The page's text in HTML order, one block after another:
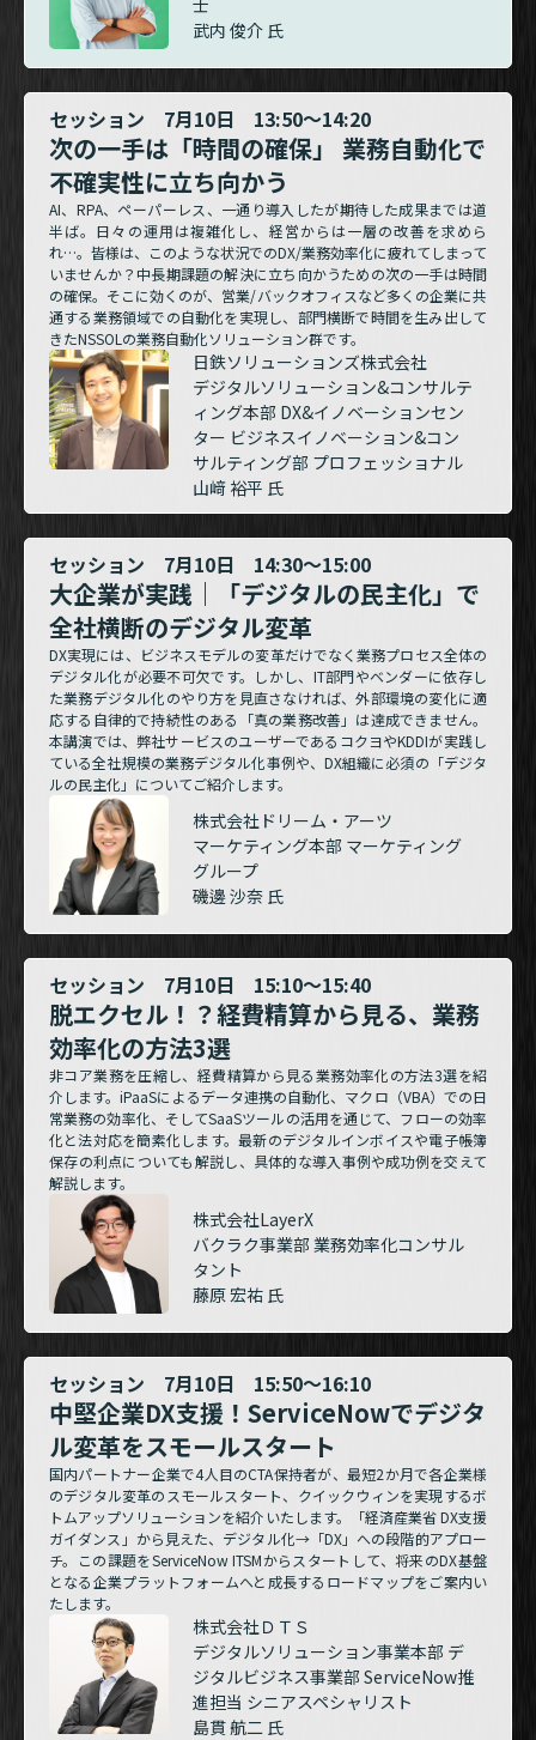
武内 俊介 氏
セッション 7月10日 13:50～14:20
次の一手は「時間の確保」 業務自動化で
不確実性に立ち向かう
AI、RPA、ペーパーレス、一通り導入したが期待した成果までは道
半ば。日々の運用は複雑化し、経営からは一層の改善を求めら
れ…。皆様は、このような状況でのDX/業務効率化に疲れてしまって
いませんか？中長期課題の解決に立ち向かうための次の一手は時間
の確保。そこに効くのが、営業/バックオフィスなど多くの企業に共
通する業務領域での自動化を実現し、部門横断で時間を生み出して
きたNSSOLの業務自動化ソリューション群です。
日鉄ソリューションズ株式会社
デジタルソリューション&コンサルテ
ィング本部 DX&イノベーションセン
ター ビジネスイノベーション&コン
サルティング部 プロフェッショナル
山﨑 裕平 氏
セッション 7月10日 14:30～15:00
大企業が実践｜「デジタルの民主化」で
全社横断のデジタル変革
DX実現には、ビジネスモデルの変革だけでなく業務プロセス全体の
デジタル化が必要不可欠です。しかし、IT部門やベンダーに依存し
た業務デジタル化のやり方を見直さなければ、外部環境の変化に適
応する自律的で持続性のある「真の業務改善」は達成できません。
本講演では、弊社サービスのユーザーであるコクヨやKDDIが実践し
ている全社規模の業務デジタル化事例や、DX組織に必須の「デジタ
ルの民主化」についてご紹介します。
株式会社ドリーム・アーツ
マーケティング本部 マーケティング
グループ
磯邊 沙奈 氏
セッション 7月10日 15:10～15:40
脱エクセル！？経費精算から見る、業務
効率化の方法3選
非コア業務を圧縮し、経費精算から見る業務効率化の方法3選を紹
介します。iPaaSによるデータ連携の自動化、マクロ（VBA）での日
常業務の効率化、そしてSaaSツールの活用を通じて、フローの効率
化と法対応を簡素化します。最新のデジタルインボイスや電子帳簿
保存の利点についても解説し、具体的な導入事例や成功例を交えて
解説します。
株式会社LayerX
バクラク事業部 業務効率化コンサル
タント
藤原 宏祐 氏
セッション 7月10日 15:50～16:10
中堅企業DX支援！ServiceNowでデジタ
ル変革をスモールスタート
国内パートナー企業で4人目のCTA保持者が、最短2か月で各企業様
のデジタル変革のスモールスタート、クイックウィンを実現するボ
トムアップソリューションを紹介いたします。「経済産業省 DX支援
ガイダンス」から見えた、デジタル化→「DX」への段階的アプロー
チ。この課題をServiceNow ITSMからスタートして、将来のDX基盤
となる企業プラットフォームへと成長するロードマップをご案内い
たします。
株式会社ＤＴＳ
デジタルソリューション事業本部 デ
ジタルビジネス事業部 ServiceNow推
進担当 シニアスペシャリスト
島貫 航二 氏